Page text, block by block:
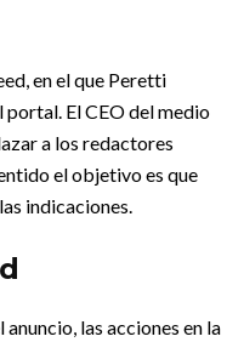
en el que Peretti
El CEO del medio
a los redactores
el objetivo es que
indicaciones.
las acciones en la